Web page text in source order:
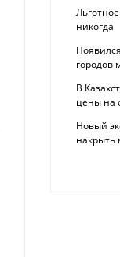
никогда
городов
В
цены на
Новый
накрыть